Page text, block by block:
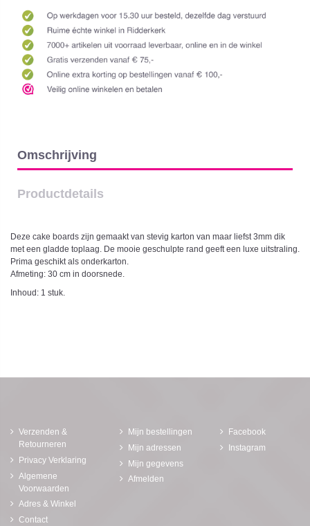
Omschrijving
Productdetails
Deze cake boards zijn gemaakt van stevig karton van maar liefst 3mm dik
met een gladde toplaag. De mooie geschulpte rand geeft een luxe uitstraling.
Prima geschikt als onderkarton.
Afmeting: 30 cm in doorsnede.
Inhoud: 1 stuk.
Verzenden &
Retourneren
Privacy Verklaring
Algemene
Voorwaarden
Adres & Winkel
Contact
Mijn bestellingen
Mijn adressen
Mijn gegevens
Afmelden
Facebook
Instagram